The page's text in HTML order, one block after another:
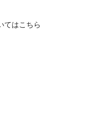
てはこちら